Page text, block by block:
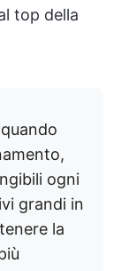
top della
quando
ogni
grandi in
la